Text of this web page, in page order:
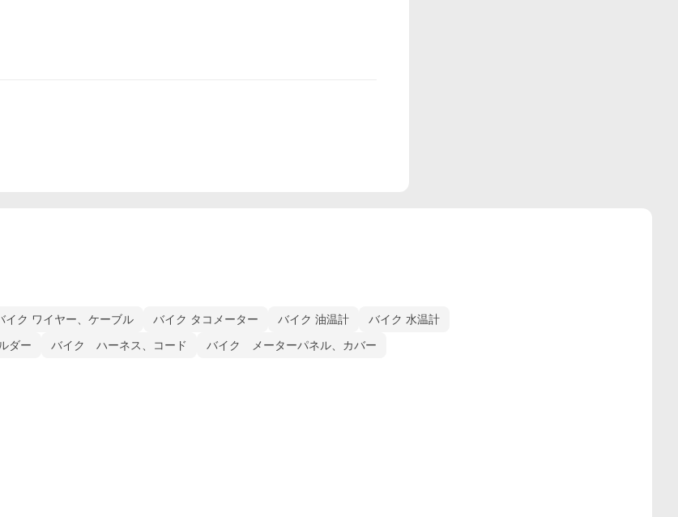
イク ワイヤー、ケーブル バイク タコメーター バイク 油温計
バイク 水温計
ダー バイク ハーネス、コード バイク メーターパネル、カバー